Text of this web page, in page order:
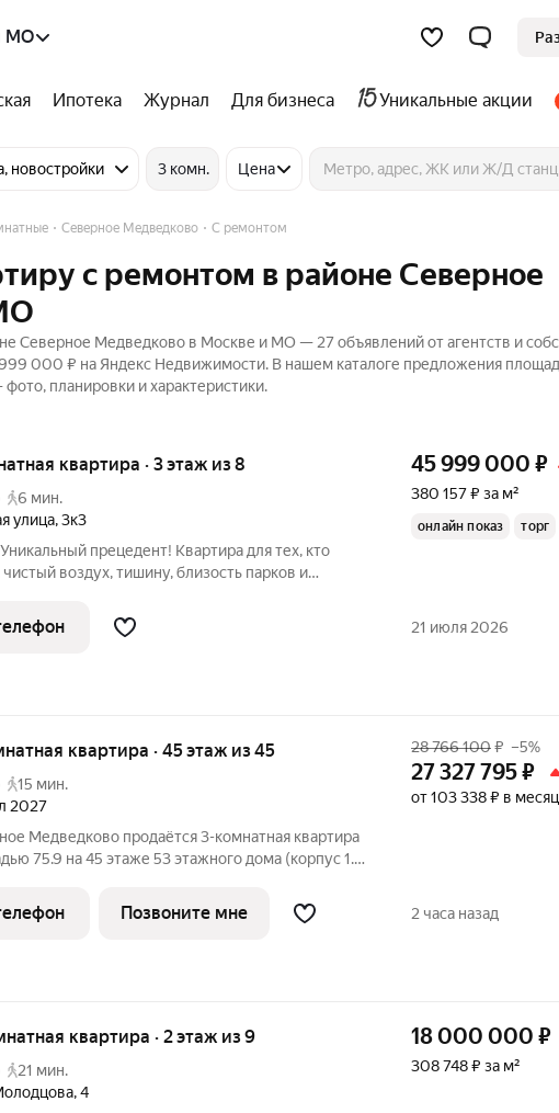
МО
Ипотека Журнал Для бизнеса Уникальные акции
новостройки 3 комн. Цена
Северное Медведково С ремонтом
с ремонтом в районе Северное
Северное Медведково в Москве и МО — 27 объявлений от агентств и
000 ₽ на Яндекс Недвижимости. В нашем каталоге предложения
планировки и характеристики.
квартира · 3 этаж из 8
6 мин.
улица,3к3
прецедент! Квартира для тех, кто
воздух, тишину, близость парков и
3-комнатная квартира 121 м в тихом
на
45 999 000 ₽
380 157 ₽ за м²
онлайн показ торг
21 июля 2026
квартира · 45 этаж из 45
15 мин.
2027
Медведково продаётся 3-комнатная квартира
75.9 на 45 этаже 53 этажного дома (корпус 1.4,
станции метро «Медведково». 8 минут на
28 766 100₽ –5%
27 327 795₽
от 103 338 ₽ в месяц
Позвоните мне 2 часа назад
квартира · 2 этаж из 9
21 мин.
,4
18 000 000 ₽
308 748 ₽ за м²